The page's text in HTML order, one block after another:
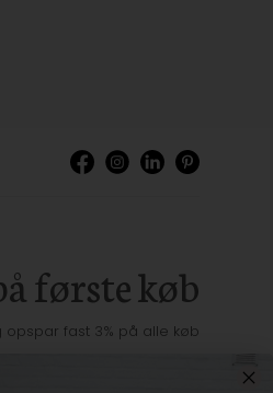
første køb
fast 3% på alle køb